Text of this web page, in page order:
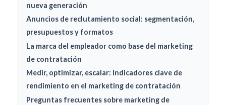
nueva generación
Anuncios de reclutamiento social: segmentación,
presupuestos y formatos
La marca del empleador como base del marketing
de contratación
Medir, optimizar, escalar: Indicadores clave de
rendimiento en el marketing de contratación
Preguntas frecuentes sobre marketing de